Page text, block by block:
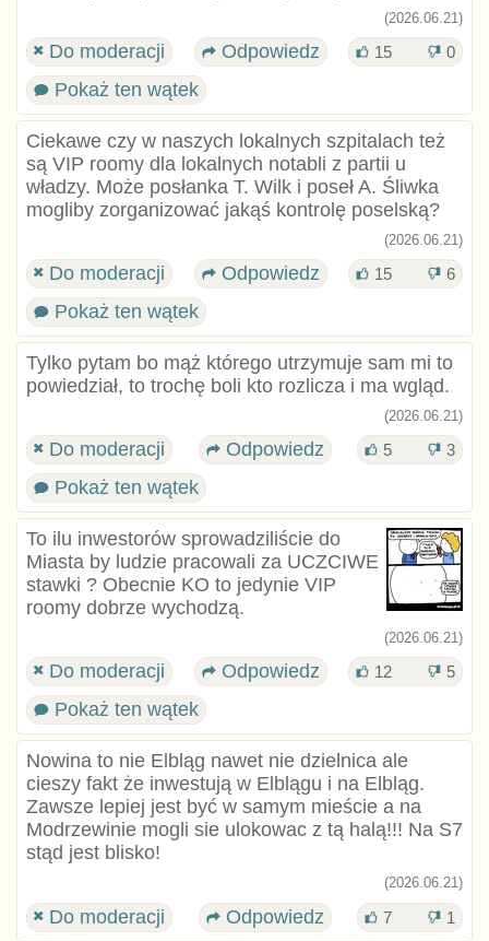
(2026.06.21)
Do moderacji Odpowiedz 15 0
Pokaż ten wątek
Ciekawe czy w naszych lokalnych szpitalach też
są VIP roomy dla lokalnych notabli z partii u
władzy. Może posłanka T. Wilk i poseł A. Śliwka
mogliby zorganizować jakąś kontrolę poselską?
(2026.06.21)
Do moderacji Odpowiedz 15 6
Pokaż ten wątek
Tylko pytam bo mąż którego utrzymuje sam mi to
powiedział, to trochę boli kto rozlicza i ma wgląd.
(2026.06.21)
Do moderacji Odpowiedz 5 3
Pokaż ten wątek
To ilu inwestorów sprowadziliście do
Miasta by ludzie pracowali za UCZCIWE
stawki ? Obecnie KO to jedynie VIP
roomy dobrze wychodzą.
(2026.06.21)
Do moderacji Odpowiedz 12 5
Pokaż ten wątek
Nowina to nie Elbląg nawet nie dzielnica ale
cieszy fakt że inwestują w Elblągu i na Elbląg.
Zawsze lepiej jest być w samym mieście a na
Modrzewinie mogli sie ulokowac z tą halą!!! Na S7
stąd jest blisko!
(2026.06.21)
Do moderacji Odpowiedz 7 1